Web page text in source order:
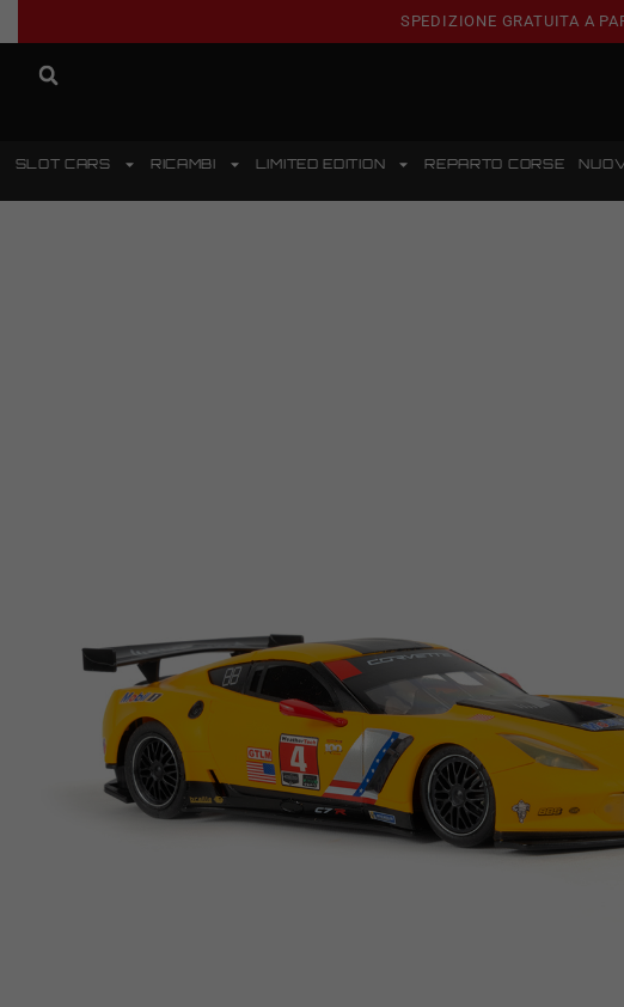
SPEDIZIONE GRATUITA A
SLOT CARS RICAMBI LIMITED EDITION REPARTO CORSE